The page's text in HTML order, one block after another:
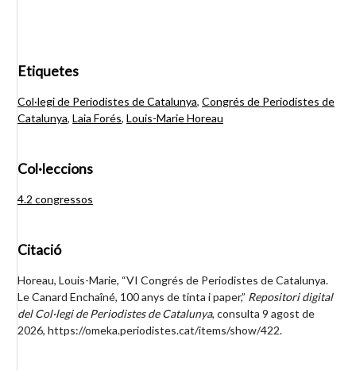
Etiquetes
Col·legi de Periodistes de Catalunya, Congrés de Periodistes de
Catalunya, Laia Forés, Louis-Marie Horeau
Col·leccions
4.2 congressos
Citació
Horeau, Louis-Marie, “VI Congrés de Periodistes de Catalunya.
Le Canard Enchaîné, 100 anys de tinta i paper,” Repositori digital
del Col·legi de Periodistes de Catalunya, consulta 9 agost de
2026, https://omeka.periodistes.cat/items/show/422.